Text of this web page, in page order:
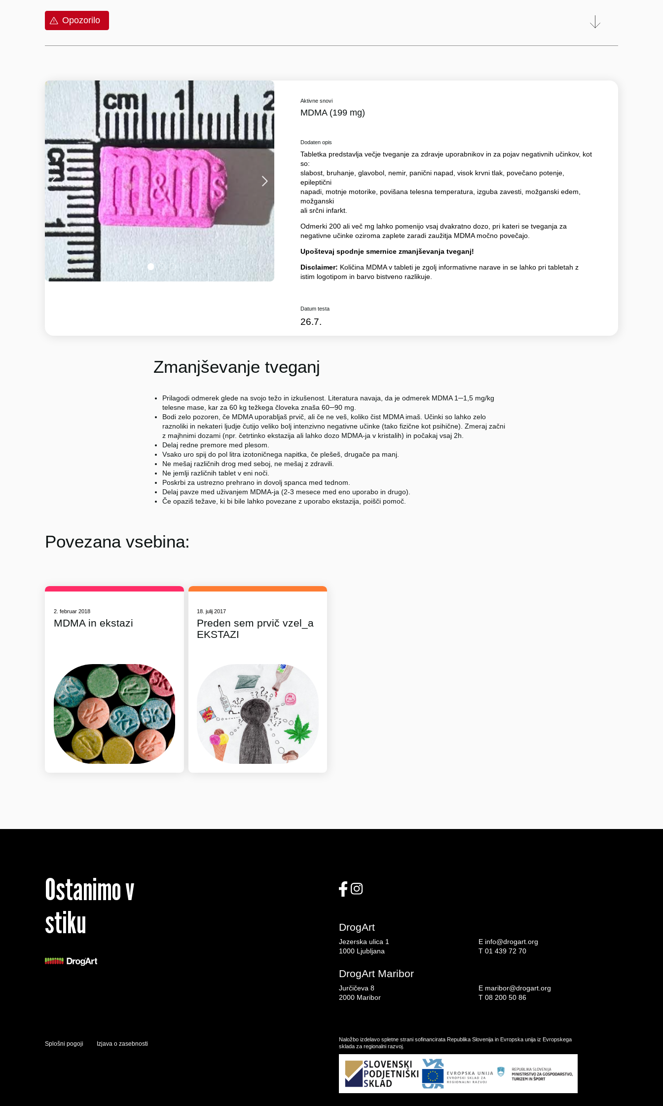
Opozorilo
1 2 3
Aktivne snovi
MDMA (199 mg)
Dodaten opis
Tabletka predstavlja večje tveganje za zdravje uporabnikov in za pojav negativnih učinkov, kot
so:
slabost, bruhanje, glavobol, nemir, panični napad, visok krvni tlak, povečano potenje,
epileptični
napadi, motnje motorike, povišana telesna temperatura, izguba zavesti, možganski edem,
možganski
ali srčni infarkt.
Odmerki 200 ali več mg lahko pomenijo vsaj dvakratno dozo, pri kateri se tveganja za
negativne učinke oziroma zaplete zaradi zaužitja MDMA močno povečajo.
Upoštevaj spodnje smernice zmanjševanja tveganj!
Disclaimer: Količina MDMA v tableti je zgolj informativne narave in se lahko pri tabletah z
istim logotipom in barvo bistveno razlikuje.
Datum testa
26.7.
Zmanjševanje tveganj
Prilagodi odmerek glede na svojo težo in izkušenost. Literatura navaja, da je odmerek MDMA 1─1,5 mg/kg
telesne mase, kar za 60 kg težkega človeka znaša 60─90 mg.
Bodi zelo pozoren, če MDMA uporabljaš prvič, ali če ne veš, koliko čist MDMA imaš. Učinki so lahko zelo
raznoliki in nekateri ljudje čutijo veliko bolj intenzivno negativne učinke (tako fizične kot psihične). Zmeraj začni
z majhnimi dozami (npr. četrtinko ekstazija ali lahko dozo MDMA-ja v kristalih) in počakaj vsaj 2h.
Delaj redne premore med plesom.
Vsako uro spij do pol litra izotoničnega napitka, če plešeš, drugače pa manj.
Ne mešaj različnih drog med seboj, ne mešaj z zdravili.
Ne jemlji različnih tablet v eni noči.
Poskrbi za ustrezno prehrano in dovolj spanca med tednom.
Delaj pavze med uživanjem MDMA-ja (2-3 mesece med eno uporabo in drugo).
Če opaziš težave, ki bi bile lahko povezane z uporabo ekstazija, poišči pomoč.
Povezana vsebina:
2. februar 2018
MDMA in ekstazi
18. julij 2017
Preden sem prvič vzel_a
EKSTAZI
Ostanimo v
stiku
DrogArt
Jezerska ulica 1
1000 Ljubljana
E info@drogart.org
T 01 439 72 70
DrogArt Maribor
Jurčičeva 8
2000 Maribor
E maribor@drogart.org
T 08 200 50 86
Splošni pogoji Izjava o zasebnosti
Naložbo izdelavo spletne strani sofinancirata Republika Slovenija in Evropska unija iz Evropskega
sklada za regionalni razvoj.